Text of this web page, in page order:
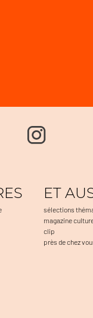
ET
sélections
magazine
clip
près de chez